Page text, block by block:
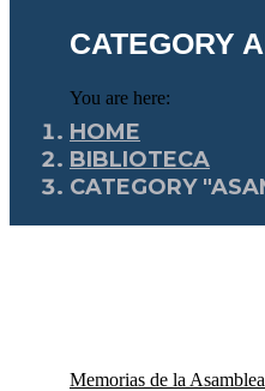
CATEGORY
You are here:
HOME
BIBLIOTECA
CATEGORY
Memorias de la